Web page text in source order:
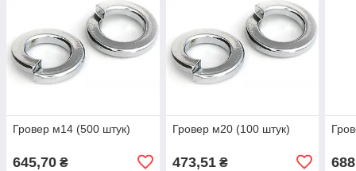
Гровер м14 (500 штук)
645,70 ₴
Гровер м20 (100 штук)
473,51₴